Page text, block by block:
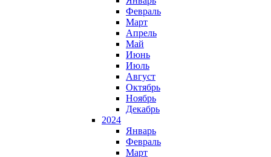
Февраль
Март
Апрель
Май
Июнь
Июль
Август
Октябрь
Ноябрь
Декабрь
2024
Январь
Февраль
Март